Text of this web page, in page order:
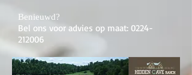
Benieuwd?
Bel ons voor advies op maat: 0224-
212006